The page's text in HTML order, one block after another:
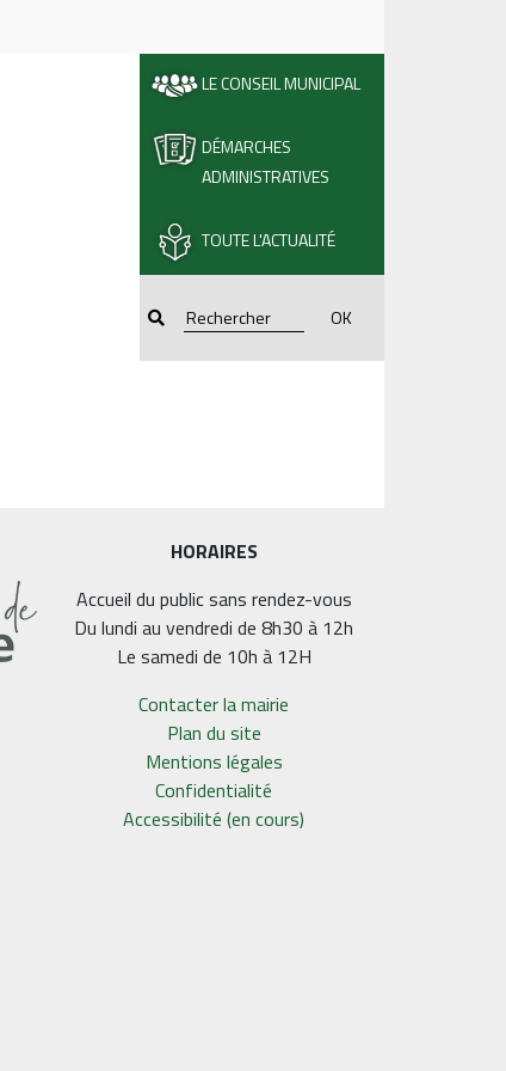
LE CONSEIL MUNICIPAL
DÉMARCHES
ADMINISTRATIVES
TOUTE L'ACTUALITÉ
OK
HORAIRES
Accueil du public sans rendez-vous
Du lundi au vendredi de 8h30 à 12h
Le samedi de 10h à 12H
Contacter la mairie
Plan du site
Mentions légales
Confidentialité
Accessibilité (en cours)